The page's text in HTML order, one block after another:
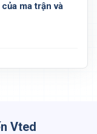
ma trận và
Vted